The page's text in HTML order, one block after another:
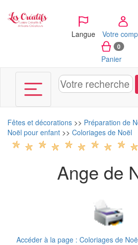
Langue Votre
0
Panier
Fêtes et décorations >> Préparation de
Noël pour enfant >> Coloriages de Noël
Ange de
Accéder à la page : Coloriages de